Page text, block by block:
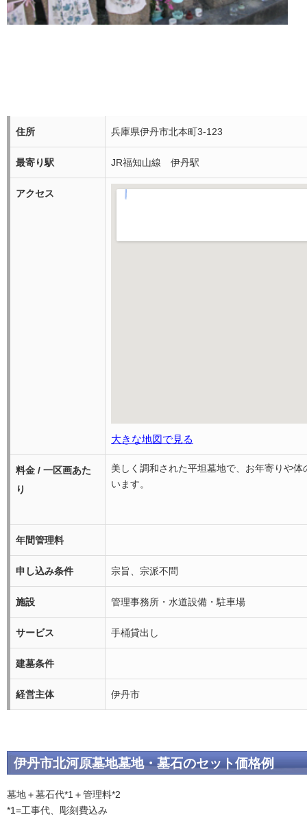
住所 兵庫県伊丹市北本町3-123
最寄り駅 JR福知山線 伊丹駅
アクセス
大きな地図で見る
料金 / 一区画あた
り
美しく調和された平坦墓地で、お年寄りや
います。
年間管理料
申し込み条件 宗旨、宗派不問
施設 管理事務所・水道設備・駐車場
サービス 手桶貸出し
建墓条件
経営主体 伊丹市
伊丹市北河原墓地墓地・墓石のセット価格例
墓地＋墓石代*1＋管理料*2
*1=工事代、彫刻費込み